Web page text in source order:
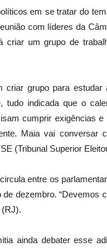
em se tratar do
com líderes da
criar um grupo de
criar grupo para
tudo indicada que o
cumprir exigências
Maia vai conversar
(Tribunal Superior
entre os
dezembro. “Devemos
(RJ).
ainda debater esse